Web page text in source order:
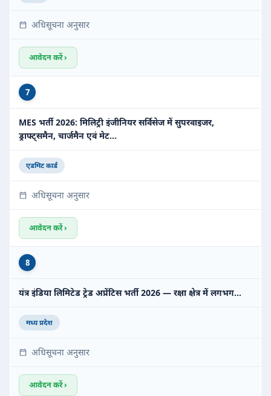
अधिसूचना अनुसार
आवेदन करें ›
7
MES भर्ती 2026: मिलिट्री इंजीनियर सर्विसेज में सुपरवाइजर,
ड्राफ्ट्समैन, चार्जमैन एवं मेट…
एडमिट कार्ड
अधिसूचना अनुसार
आवेदन करें ›
8
यंत्र इंडिया लिमिटेड ट्रेड अप्रेंटिस भर्ती 2026 — रक्षा क्षेत्र में लगभग…
मध्य प्रदेश
अधिसूचना अनुसार
आवेदन करें ›